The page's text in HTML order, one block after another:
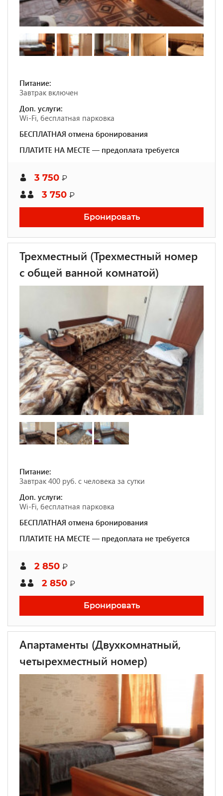
Питание:
Завтрак включен
Доп. услуги:
Wi-Fi, бесплатная парковка
БЕСПЛАТНАЯ отмена бронирования
ПЛАТИТЕ НА МЕСТЕ — предоплата требуется
3 750 ₽
3 750 ₽
Бронировать
Трехместный (Трехместный номер
с общей ванной комнатой)
Питание:
Завтрак 400 руб. с человека за сутки
Доп. услуги:
Wi-Fi, бесплатная парковка
БЕСПЛАТНАЯ отмена бронирования
ПЛАТИТЕ НА МЕСТЕ — предоплата не требуется
2 850 ₽
2 850 ₽
Бронировать
Апартаменты (Двухкомнатный,
четырехместный номер)